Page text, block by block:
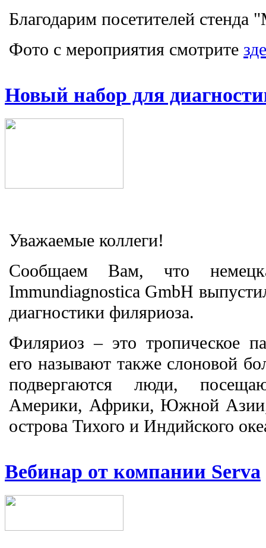
Благодарим посетителей
Фото с мероприятия смотрите
Новый набор для
Уважаемые коллеги!
Сообщаем Вам, что
Immundiagnostica GmbH
диагностики филяриоза.
Филяриоз – это тропическое
его называют также слоновой
подвергаются люди,
Америки, Африки, Южной
острова Тихого и Индийского
Вебинар от компании Serva